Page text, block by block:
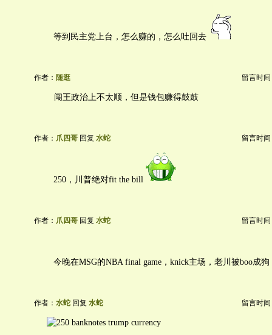
等到民主党上台，怎么赚的，怎么吐回去
作者： 随逛 留言时间
闯王政治上不太顺，但是钱包赚得鼓鼓
作者： 爪四哥 回复 水蛇 留言时间
250，川普绝对fit the bill
作者： 爪四哥 回复 水蛇 留言时间
今晚在MSG的NBA final game，knick主场，老川被boo成狗
作者： 水蛇 回复 水蛇 留言时间